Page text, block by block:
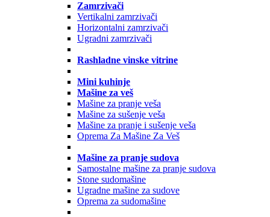
Zamrzivači
Vertikalni zamrzivači
Horizontalni zamrzivači
Ugradni zamrzivači
Rashladne vinske vitrine
Mini kuhinje
Mašine za veš
Mašine za pranje veša
Mašine za sušenje veša
Mašine za pranje i sušenje veša
Oprema Za Mašine Za Veš
Mašine za pranje sudova
Samostalne mašine za pranje sudova
Stone sudomašine
Ugradne mašine za sudove
Oprema za sudomašine